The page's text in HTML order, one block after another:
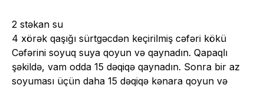
2 stəkan su
4 xörək qaşığı sürtgəcdən keçirilmiş cəfəri kökü
Cəfərini soyuq suya qoyun və qaynadın. Qapaqlı
şəkildə, vam odda 15 dəqiqə qaynadın. Sonra bir az
soyuması üçün daha 15 dəqiqə kənara qoyun və